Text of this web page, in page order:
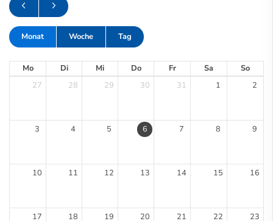
Monat Woche Tag
Mo Di Mi Do Fr Sa
So
27
28 29 30 31 1 2
3 4 5 6 7 8 9
10 11 12 13 14 15 16
17 18 19 20 21 22 23